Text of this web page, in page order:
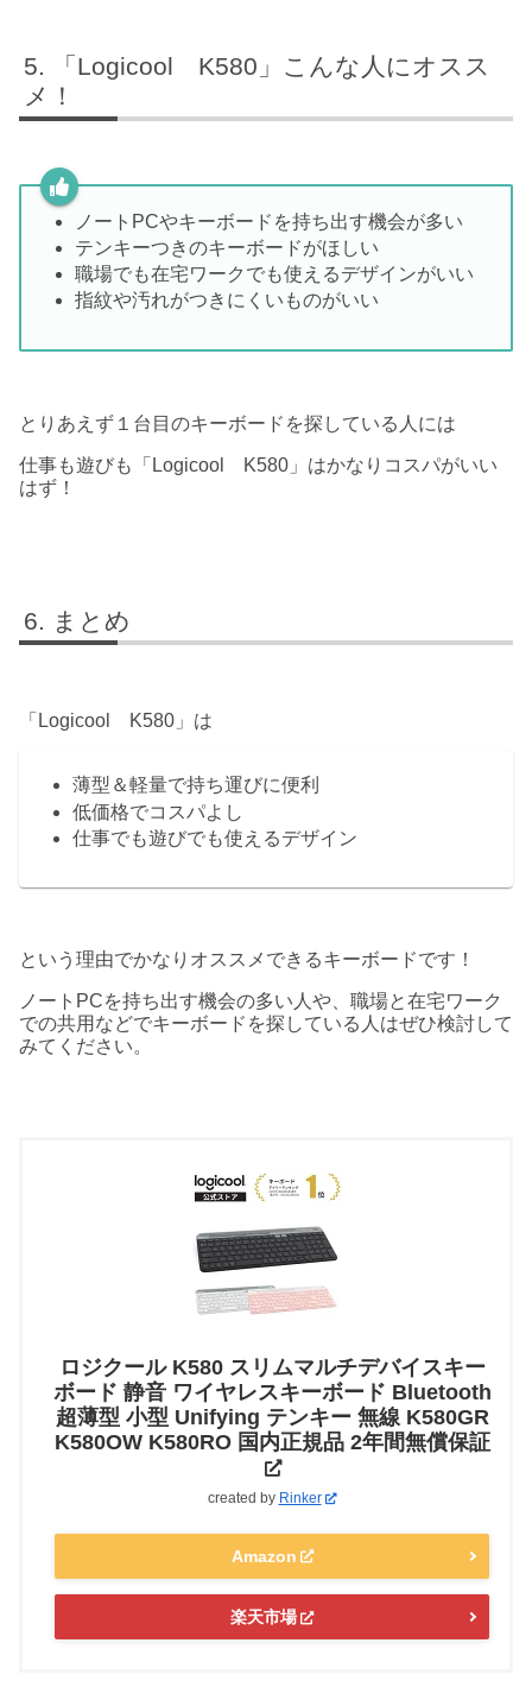
「Logicool K580」こんな人にオスス
メ！
ノートPCやキーボードを持ち出す機会が多い
テンキーつきのキーボードがほしい
職場でも在宅ワークでも使えるデザインがいい
指紋や汚れがつきにくいものがいい
とりあえず１台目のキーボードを探している人には
仕事も遊びも「Logicool K580」はかなりコスパがいい
はず！
まとめ
「Logicool K580」は
薄型＆軽量で持ち運びに便利
低価格でコスパよし
仕事でも遊びでも使えるデザイン
という理由でかなりオススメできるキーボードです！
ノートPCを持ち出す機会の多い人や、職場と在宅ワーク
での共用などでキーボードを探している人はぜひ検討して
みてください。
ロジクール K580 スリムマルチデバイスキー
ボード 静音 ワイヤレスキーボード Bluetooth
超薄型 小型 Unifying テンキー 無線 K580GR
K580OW K580RO 国内正規品 2年間無償保証
created by Rinker
Amazon
楽天市場